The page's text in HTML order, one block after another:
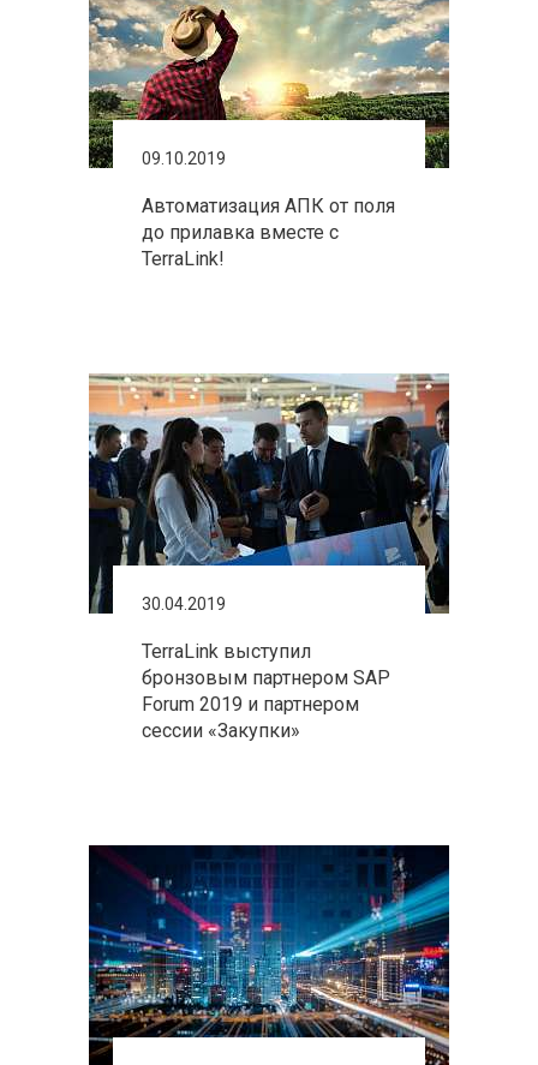
09.10.2019
Автоматизация АПК от поля
до прилавка вместе с
TerraLink!
30.04.2019
TerraLink выступил
бронзовым партнером SAP
Forum 2019 и партнером
сессии «Закупки»